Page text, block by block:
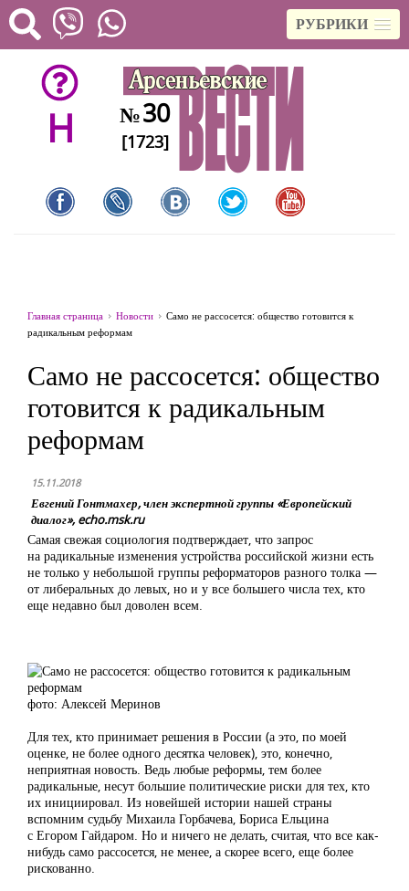
РУБРИКИ
H №30
[1723]
Главная страница Новости
Само не рассосется: общество готовится к
радикальным реформам
Само не рассосется: общество
готовится к радикальным
реформам
15.11.2018
Евгений Гонтмахер, член экспертной группы «Европейский
диалог», echo.msk.ru
Самая свежая социология подтверждает, что запрос
на радикальные изменения устройства российской жизни есть
не только у небольшой группы реформаторов разного толка —
от либеральных до левых, но и у все большего числа тех, кто
еще недавно был доволен всем.
фото: Алексей Меринов
Для тех, кто принимает решения в России (а это, по моей
оценке, не более одного десятка человек), это, конечно,
неприятная новость. Ведь любые реформы, тем более
радикальные, несут большие политические риски для тех, кто
их инициировал. Из новейшей истории нашей страны
вспомним судьбу Михаила Горбачева, Бориса Ельцина
с Егором Гайдаром. Но и ничего не делать, считая, что все как-
нибудь само рассосется, не менее, а скорее всего, еще более
рискованно.